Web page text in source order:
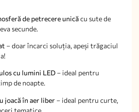
de petrecere unicăcu sute de
secunde.
– doar încarci soluția, apeși trăgaciul
cu lumini LED – ideal pentru
de noapte.
joacă în aer liber – ideal pentru curte,
tematice.